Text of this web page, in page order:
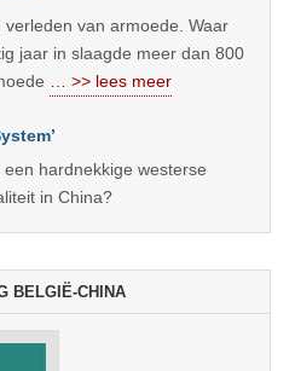
van armoede. Waar
jaar in slaagde meer dan 800
… >> lees meer
hardnekkige westerse
in China?
BELGIË-CHINA